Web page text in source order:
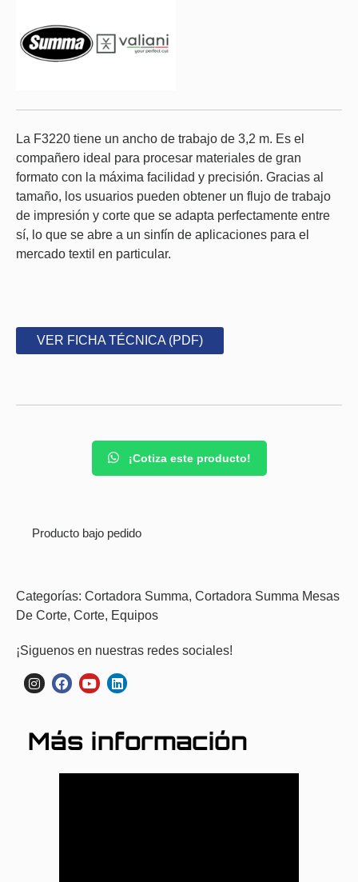
La F3220 tiene un ancho de trabajo de 3,2 m. Es el
compañero ideal para procesar materiales de gran
formato con la máxima facilidad y precisión. Gracias al
tamaño, los usuarios pueden obtener un flujo de trabajo
de impresión y corte que se adapta perfectamente entre
sí, lo que se abre a un sinfín de aplicaciones para el
mercado textil en particular.
VER FICHA TÉCNICA (PDF)
¡Cotiza este producto!
Producto bajo pedido
Categorías: Cortadora Summa, Cortadora Summa Mesas
De Corte, Corte, Equipos
¡Siguenos en nuestras redes sociales!
Más información